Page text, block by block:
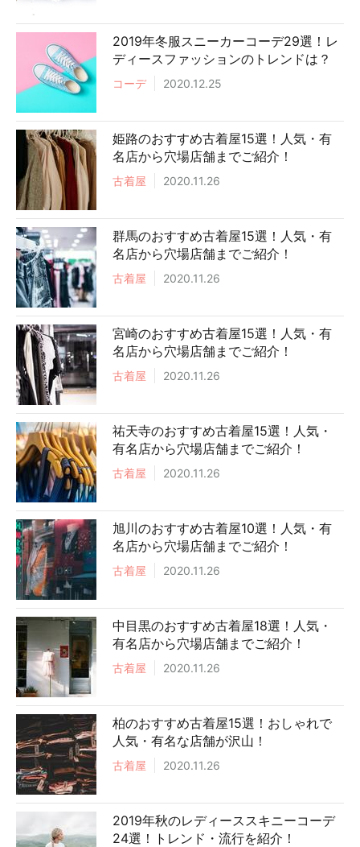
2019年冬服スニーカーコーデ29選！レ
ディースファッションのトレンドは？
コーデ 2020.12.25
姫路のおすすめ古着屋15選！人気・有
名店から穴場店舗までご紹介！
古着屋 2020.11.26
群馬のおすすめ古着屋15選！人気・有
名店から穴場店舗までご紹介！
古着屋 2020.11.26
宮崎のおすすめ古着屋15選！人気・有
名店から穴場店舗までご紹介！
古着屋 2020.11.26
祐天寺のおすすめ古着屋15選！人気・
有名店から穴場店舗までご紹介！
古着屋 2020.11.26
旭川のおすすめ古着屋10選！人気・有
名店から穴場店舗までご紹介！
古着屋 2020.11.26
中目黒のおすすめ古着屋18選！人気・
有名店から穴場店舗までご紹介！
古着屋 2020.11.26
柏のおすすめ古着屋15選！おしゃれで
人気・有名な店舗が沢山！
古着屋 2020.11.26
2019年秋のレディーススキニーコーデ
24選！トレンド・流行を紹介！